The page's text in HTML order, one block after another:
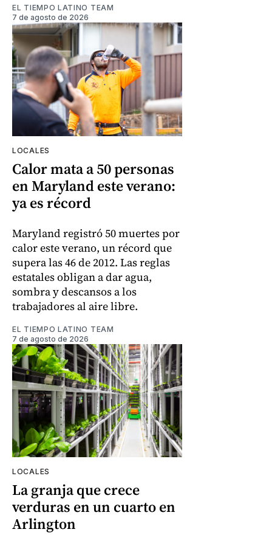
EL TIEMPO LATINO TEAM
7 de agosto de 2026
LOCALES
Calor mata a 50 personas
en Maryland este verano:
ya es récord
Maryland registró 50 muertes por
calor este verano, un récord que
supera las 46 de 2012. Las reglas
estatales obligan a dar agua,
sombra y descansos a los
trabajadores al aire libre.
EL TIEMPO LATINO TEAM
7 de agosto de 2026
LOCALES
La granja que crece
verduras en un cuarto en
Arlington